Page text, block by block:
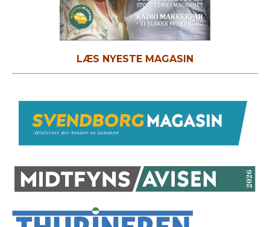
LÆS NYESTE MAGASIN